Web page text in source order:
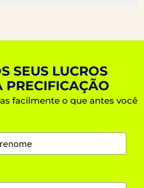
SEUS LUCROS
PRECIFICAÇÃO
facilmente o que antes você